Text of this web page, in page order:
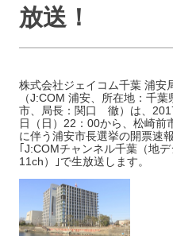
放送！
株式会社ジェイコム千葉 浦安
（J:COM 浦安、所在地：千葉
市、局長：関口 徹）は、
日（日）22：00から、松崎前
に伴う浦安市長選挙の開票速
｢J:COMチャンネル千葉（地デ
11ch）｣で生放送します。